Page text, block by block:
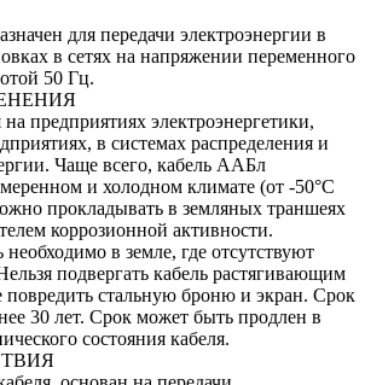
для передачи электроэнергии в
в сетях на напряжении переменного
50 Гц.
предприятиях электроэнергетики,
в системах распределения и
Чаще всего, кабель ААБл
и холодном климате (от -50°С
прокладывать в земляных траншеях
коррозионной активности.
в земле, где отсутствуют
подвергать кабель растягивающим
повредить стальную броню и экран. Срок
30 лет. Срок может быть продлен в
состояния кабеля.